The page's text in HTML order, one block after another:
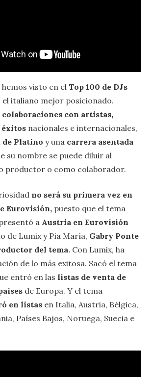
hemos visto en el Top 100 de DJs
el italiano mejor posicionado.
con artistas,
éxitos nacionales e internacionales,
de Platino y una carrera asentada
su nombre se puede diluir al
productor o como colaborador.
no será su primera vez en
Eurovisión, puesto que el tema
a Austria en Eurovisión
de Lumix y Pía María, Gabry Ponte
del tema. Con Lumix, ha
de lo más exitosa. Sacó el tema
entró en las listas de venta de
de Europa. Y el tema
en listas en Italia, Austria, Bélgica,
Países Bajos, Noruega, Suecia e